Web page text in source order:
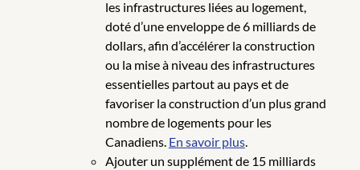
les infrastructures liées au logement,
doté d’une enveloppe de 6 milliards de
dollars, afin d’accélérer la construction
ou la mise à niveau des infrastructures
essentielles partout au pays et de
favoriser la construction d’un plus grand
nombre de logements pour les
Canadiens. En savoir plus.
Ajouter un supplément de 15 milliards